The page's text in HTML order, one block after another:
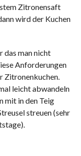
Zitronensaft
wird der Kuchen
das man nicht
Anforderungen
Zitronenkuchen.
leicht abwandeln
mit in den Teig
streuen (sehr